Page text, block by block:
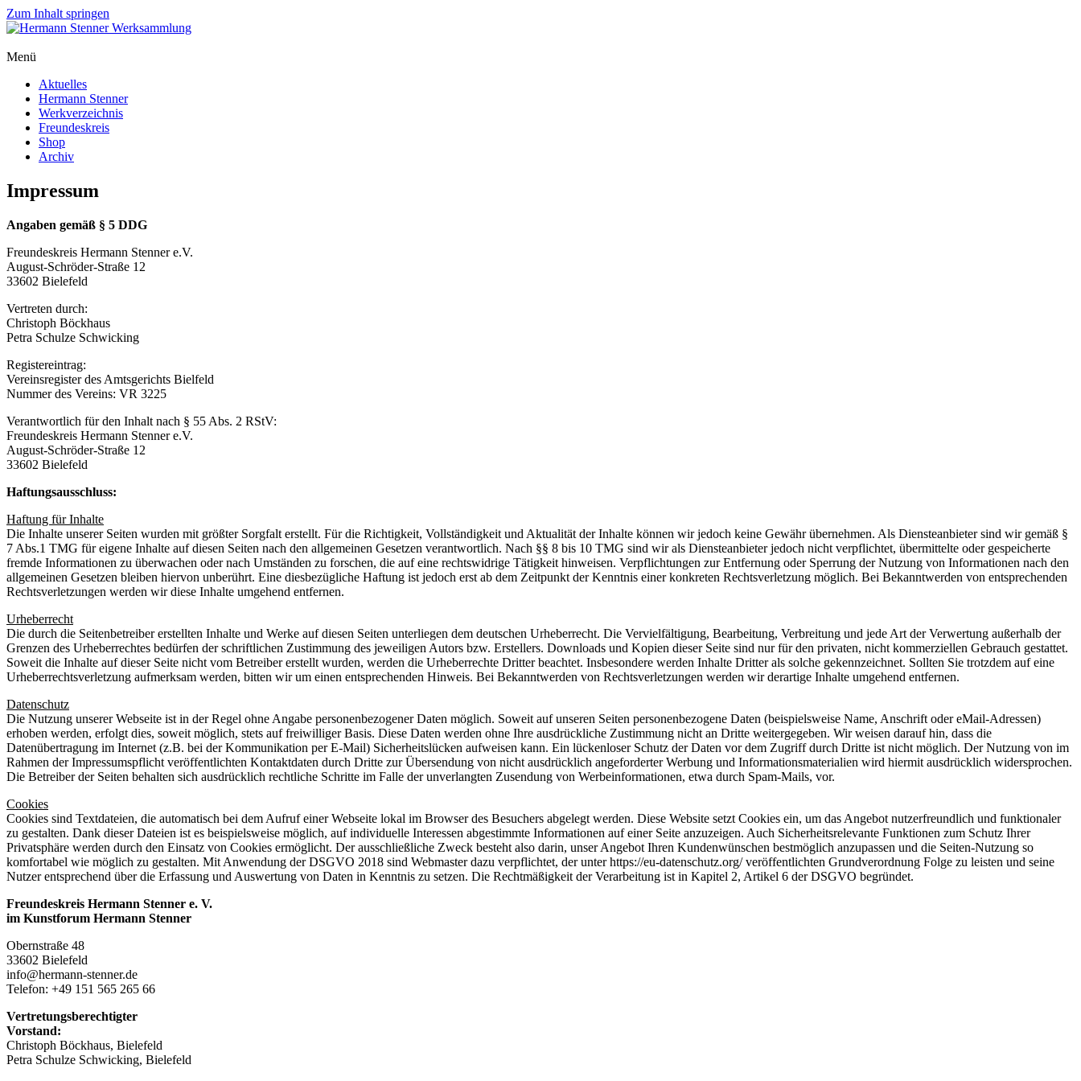
Zum Inhalt springen
Menü
Aktuelles
Hermann Stenner
Werkverzeichnis
Freundeskreis
Shop
Archiv
Impressum
Angaben gemäß § 5 DDG
Freundeskreis Hermann Stenner e.V.
August-Schröder-Straße 12
33602 Bielefeld
Vertreten durch:
Christoph Böckhaus
Petra Schulze Schwicking
Registereintrag:
Vereinsregister des Amtsgerichts Bielfeld
Nummer des Vereins: VR 3225
Verantwortlich für den Inhalt nach § 55 Abs. 2 RStV:
Freundeskreis Hermann Stenner e.V.
August-Schröder-Straße 12
33602 Bielefeld
Haftungsausschluss:
Haftung für Inhalte
Die Inhalte unserer Seiten wurden mit größter Sorgfalt erstellt. Für die Richtigkeit, Vollständigkeit und Aktualität der Inhalte können wir jedoch keine Gewähr übernehmen. Als Diensteanbieter sind wir gemäß §
7 Abs.1 TMG für eigene Inhalte auf diesen Seiten nach den allgemeinen Gesetzen verantwortlich. Nach §§ 8 bis 10 TMG sind wir als Diensteanbieter jedoch nicht verpflichtet, übermittelte oder gespeicherte
fremde Informationen zu überwachen oder nach Umständen zu forschen, die auf eine rechtswidrige Tätigkeit hinweisen. Verpflichtungen zur Entfernung oder Sperrung der Nutzung von Informationen nach den
allgemeinen Gesetzen bleiben hiervon unberührt. Eine diesbezügliche Haftung ist jedoch erst ab dem Zeitpunkt der Kenntnis einer konkreten Rechtsverletzung möglich. Bei Bekanntwerden von entsprechenden
Rechtsverletzungen werden wir diese Inhalte umgehend entfernen.
Urheberrecht
Die durch die Seitenbetreiber erstellten Inhalte und Werke auf diesen Seiten unterliegen dem deutschen Urheberrecht. Die Vervielfältigung, Bearbeitung, Verbreitung und jede Art der Verwertung außerhalb der
Grenzen des Urheberrechtes bedürfen der schriftlichen Zustimmung des jeweiligen Autors bzw. Erstellers. Downloads und Kopien dieser Seite sind nur für den privaten, nicht kommerziellen Gebrauch gestattet.
Soweit die Inhalte auf dieser Seite nicht vom Betreiber erstellt wurden, werden die Urheberrechte Dritter beachtet. Insbesondere werden Inhalte Dritter als solche gekennzeichnet. Sollten Sie trotzdem auf eine
Urheberrechtsverletzung aufmerksam werden, bitten wir um einen entsprechenden Hinweis. Bei Bekanntwerden von Rechtsverletzungen werden wir derartige Inhalte umgehend entfernen.
Datenschutz
Die Nutzung unserer Webseite ist in der Regel ohne Angabe personenbezogener Daten möglich. Soweit auf unseren Seiten personenbezogene Daten (beispielsweise Name, Anschrift oder eMail-Adressen)
erhoben werden, erfolgt dies, soweit möglich, stets auf freiwilliger Basis. Diese Daten werden ohne Ihre ausdrückliche Zustimmung nicht an Dritte weitergegeben. Wir weisen darauf hin, dass die
Datenübertragung im Internet (z.B. bei der Kommunikation per E-Mail) Sicherheitslücken aufweisen kann. Ein lückenloser Schutz der Daten vor dem Zugriff durch Dritte ist nicht möglich. Der Nutzung von im
Rahmen der Impressumspflicht veröffentlichten Kontaktdaten durch Dritte zur Übersendung von nicht ausdrücklich angeforderter Werbung und Informationsmaterialien wird hiermit ausdrücklich widersprochen.
Die Betreiber der Seiten behalten sich ausdrücklich rechtliche Schritte im Falle der unverlangten Zusendung von Werbeinformationen, etwa durch Spam-Mails, vor.
Cookies
Cookies sind Textdateien, die automatisch bei dem Aufruf einer Webseite lokal im Browser des Besuchers abgelegt werden. Diese Website setzt Cookies ein, um das Angebot nutzerfreundlich und funktionaler
zu gestalten. Dank dieser Dateien ist es beispielsweise möglich, auf individuelle Interessen abgestimmte Informationen auf einer Seite anzuzeigen. Auch Sicherheitsrelevante Funktionen zum Schutz Ihrer
Privatsphäre werden durch den Einsatz von Cookies ermöglicht. Der ausschließliche Zweck besteht also darin, unser Angebot Ihren Kundenwünschen bestmöglich anzupassen und die Seiten-Nutzung so
komfortabel wie möglich zu gestalten. Mit Anwendung der DSGVO 2018 sind Webmaster dazu verpflichtet, der unter https://eu-datenschutz.org/ veröffentlichten Grundverordnung Folge zu leisten und seine
Nutzer entsprechend über die Erfassung und Auswertung von Daten in Kenntnis zu setzen. Die Rechtmäßigkeit der Verarbeitung ist in Kapitel 2, Artikel 6 der DSGVO begründet.
Freundeskreis Hermann Stenner e. V.
im Kunstforum Hermann Stenner
Obernstraße 48
33602 Bielefeld
info@hermann-stenner.de
Telefon: +49 151 565 265 66
Vertretungsberechtigter
Vorstand:
Christoph Böckhaus, Bielefeld
Petra Schulze Schwicking, Bielefeld